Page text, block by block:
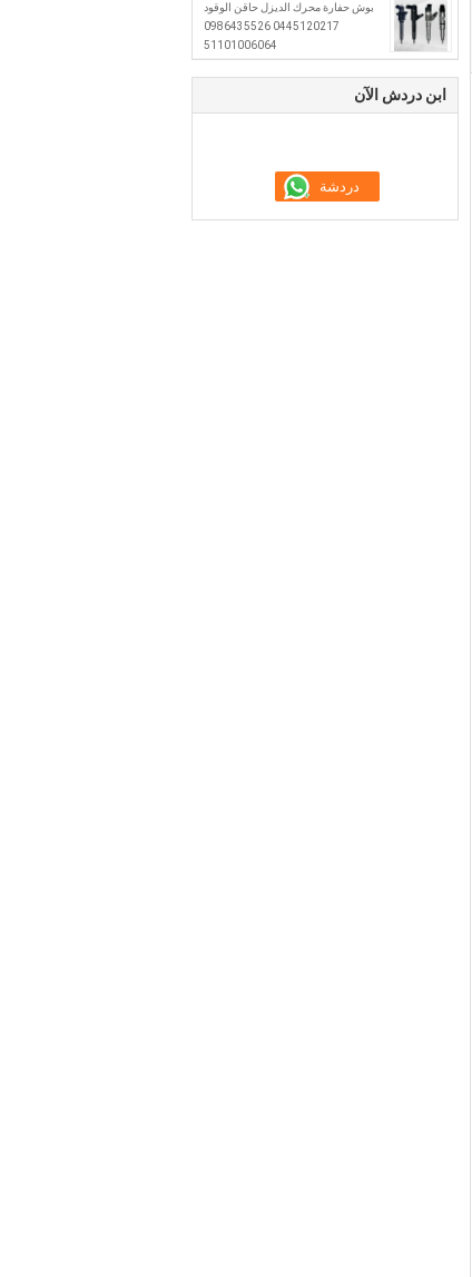
بوش حفارة محرك الديزل حاقن الوقود
0445120217 0986435526
51101006064
ابن دردش الآن